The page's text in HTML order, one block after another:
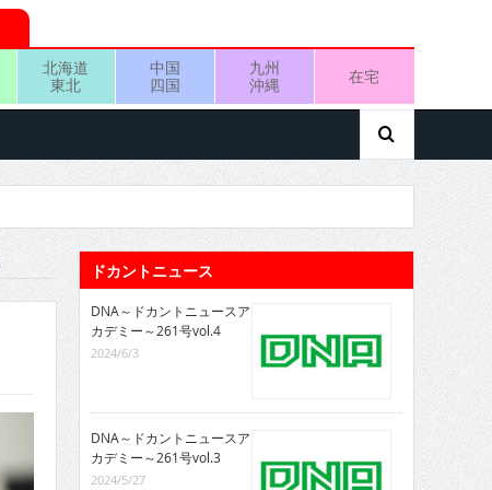
北海道
東北
中国
四国
九州
沖縄
在宅
ドカントニュース
DNA～ドカントニュースア
カデミー～261号vol.4
2024/6/3
DNA～ドカントニュースア
カデミー～261号vol.3
2024/5/27